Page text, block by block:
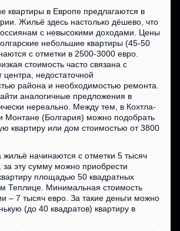
квартиры в Европе предлагаются в
Жильё здесь настолько дёшево, что
с невысокими доходами. Цены
небольшие квартиры (45-50
с отметки в 2500-3000 евро.
стоимость часто связана с
центра, недостаточной
района и необходимостью ремонта.
аналогичные предложения в
нереально. Между тем, в Кохтла-
Монтане (Болгария) можно подобрать
квартиру или дом стоимостью от 3800
начинаются с отметки 5 тысяч
эту сумму можно приобрести
площадью 50 квадратных
Теплице. Минимальная стоимость
– 7 тысяч евро. За такие деньги можно
(до 40 квадратов) квартиру в